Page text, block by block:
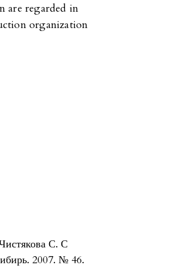
are regarded in
organization
С. С
2007. № 46.